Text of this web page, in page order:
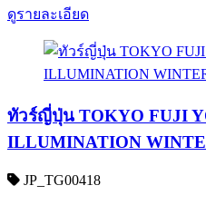
ดูรายละเอียด
ทัวร์ญี่ปุ่น TOKYO FUJI
ILLUMINATION
JP_TG00418